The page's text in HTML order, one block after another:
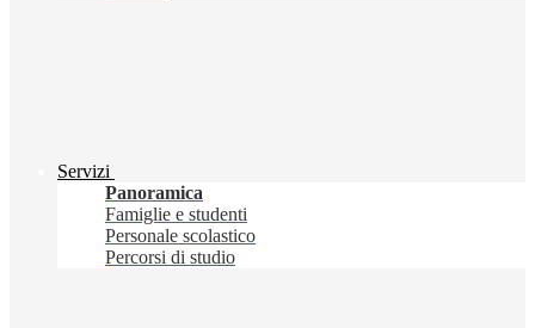
Servizi
Panoramica
Famiglie e studenti
Personale scolastico
Percorsi di studio